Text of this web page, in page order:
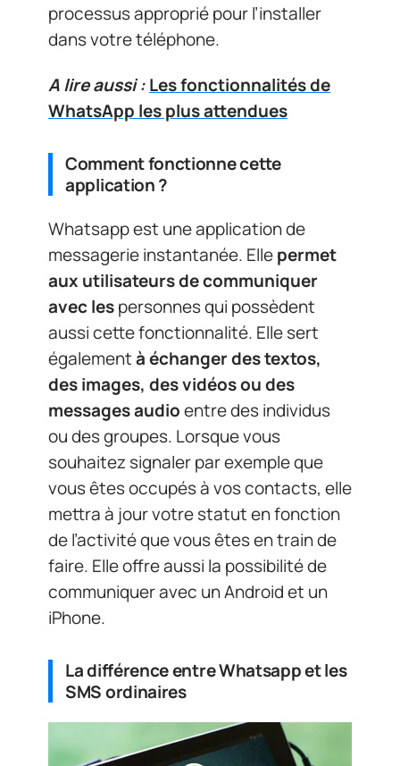
processus approprié pour l’installer
dans votre téléphone.
A lire aussi :Les fonctionnalités de
WhatsApp les plus attendues
Comment fonctionne cette
application ?
Whatsapp est une application de
messagerie instantanée. Ellepermet
aux utilisateurs de communiquer
avec lespersonnes qui possèdent
aussi cette fonctionnalité. Elle sert
égalementà échanger des textos,
des images, des vidéos ou des
messages audioentre des individus
ou des groupes. Lorsque vous
souhaitez signaler par exemple que
vous êtes occupés à vos contacts, elle
mettra à jour votre statut en fonction
de l’activité que vous êtes en train de
faire. Elle offre aussi la possibilité de
communiquer avec un Android et un
iPhone.
La différence entre Whatsapp et les
SMS ordinaires